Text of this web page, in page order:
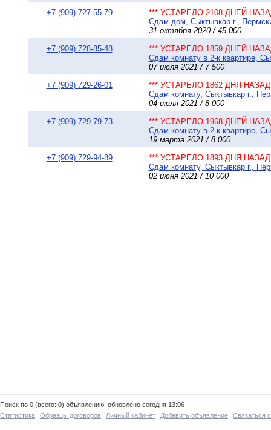
+7 (909) 727-55-79
*** УСТАРЕЛО 2108 ДНЕЙ
Сдам дом, Сыктывкар г.,
31 октября 2020 / 45 000
+7 (909) 728-85-48
*** УСТАРЕЛО 1859 ДНЕЙ
Сдам комнату в 2-к квартире,
07 июля 2021 / 7 500
+7 (909) 729-26-01
*** УСТАРЕЛО 1862 ДНЯ НАЗАД
Сдам комнату, Сыктывкар г.,
04 июля 2021 / 8 000
+7 (909) 729-79-73
*** УСТАРЕЛО 1968 ДНЕЙ
Сдам комнату в 2-к квартире,
19 марта 2021 / 8 000
+7 (909) 729-94-89
*** УСТАРЕЛО 1893 ДНЯ НАЗАД
Сдам комнату, Сыктывкар г.,
02 июня 2021 / 10 000
Поиск по 0 (всего: 0) объявлению, обновлено сегодня 13:06
Статистика
Образцы договоров Личный кабинет Добавить объявление Связаться